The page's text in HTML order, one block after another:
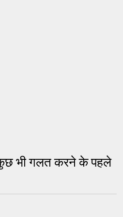
भी गलत करने के पहले